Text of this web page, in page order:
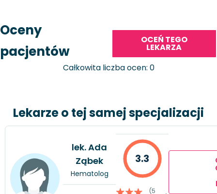
Oceny
pacjentów
OCEŃ TEGO
LEKARZA
Całkowita liczba ocen: 0
Lekarze o tej samej specjalizacji
lek. Ada
Ząbek
Hematolog
3.3
(5